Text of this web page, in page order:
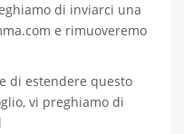
di inviarci una
e rimuoveremo
di estendere questo
vi preghiamo di